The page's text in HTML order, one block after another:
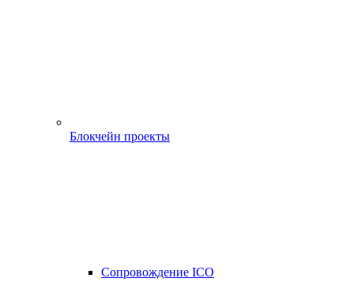
Блокчейн проекты
Сопровождение ICO